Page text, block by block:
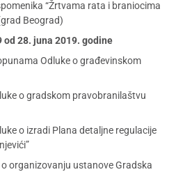
“Žrtvama rata i braniocima
Beograd)
od 28. juna 2019. godine
Odluke o građevinskom
o gradskom pravobranilaštvu
o izradi Plana detaljne regulacije
organizovanju ustanove Gradska